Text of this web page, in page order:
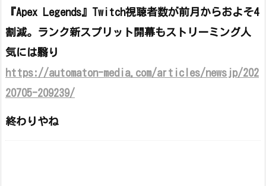
『Apex Legends』Twitch視聴者数が前月からおよそ4
割減。ランク新スプリット開幕もストリーミング人
気には翳り
https://automaton-media.com/articles/newsjp/202
20705-209239/
終わりやね